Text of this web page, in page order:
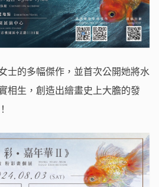
士的多幅傑作，並首次公開她將水
相生，創造出繪畫史上大膽的發